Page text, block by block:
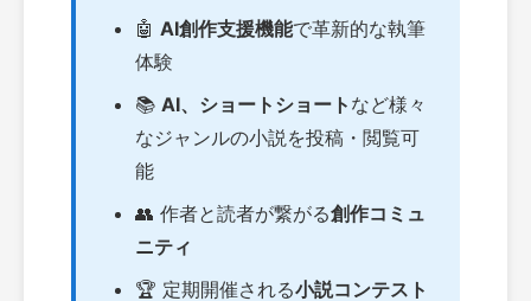
🤖 AI創作支援機能で革新的な執筆
体験
📚 AI、ショートショート など様々
なジャンルの小説を投稿・閲覧可
能
👥 作者と読者が繋がる創作コミュ
ニティ
🏆 定期開催される小説コンテスト